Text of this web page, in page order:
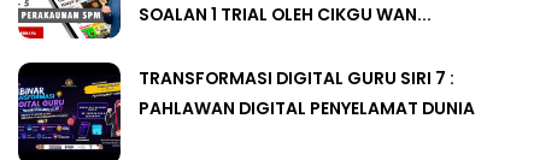
SOALAN 1 TRIAL OLEH CIKGU WAN...
TRANSFORMASI DIGITAL GURU SIRI 7 :
PAHLAWAN DIGITAL PENYELAMAT DUNIA